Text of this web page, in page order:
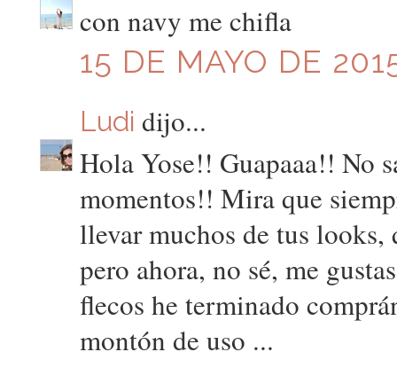
con navy me chifla
15 DE MAYO DE
Ludi dijo...
Hola Yose!! Guapaaa!! No
momentos!! Mira que
llevar muchos de tus looks,
pero ahora, no sé, me
flecos he terminado
montón de uso ...